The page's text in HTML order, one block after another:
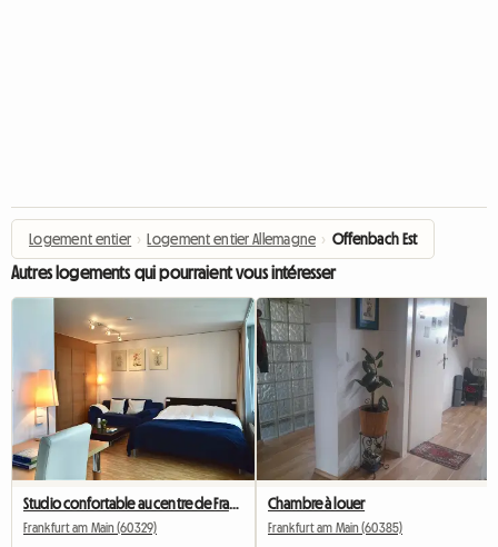
Logement entier › Logement entier Allemagne › Offenbach Est
Autres logements qui pourraient vous intéresser
Studio confortable au centre de Francfort-sur-le-Main
Frankfurt am Main (60329)
Chambre à louer
Frankfurt am Main (60385)